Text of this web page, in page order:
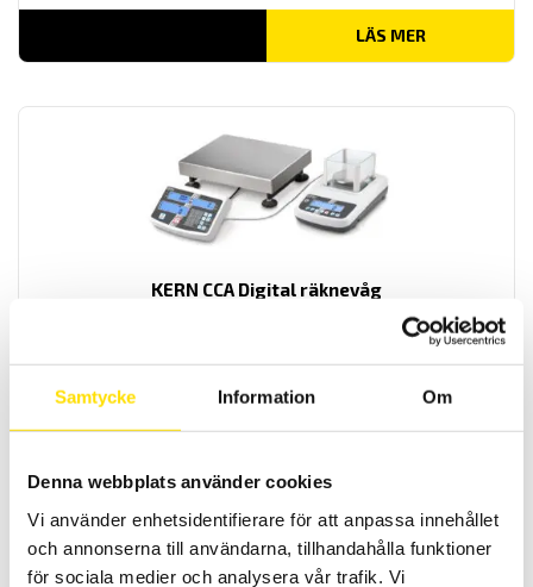
Samtycke Information Om
Denna webbplats använder cookies
Vi använder enhetsidentifierare för att anpassa innehållet
och annonserna till användarna, tillhandahålla funktioner
för sociala medier och analysera vår trafik. Vi
LÄS MER
KERN CCA Digital räknevåg
Räknevågen CCA från KERN med hög noggrannhet och mångsidiga
12,050.00kr 15,050.00krPrisintervall:
12,050.00 kr
LÄS MER